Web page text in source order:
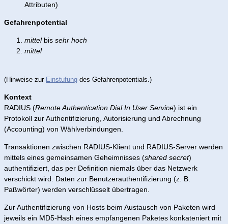
Attributen)
Gefahrenpotential
mittelbis sehr hoch
mittel
(Hinweise zur Einstufung des Gefahrenpotentials.)
Kontext
RADIUS (Remote Authentication Dial In User Service) ist ein
Protokoll zur Authentifizierung, Autorisierung und Abrechnung
(Accounting) von Wählverbindungen.
Transaktionen zwischen RADIUS-Klient und RADIUS-Server werden
mittels eines gemeinsamen Geheimnisses (shared secret)
authentifiziert, das per Definition niemals über das Netzwerk
verschickt wird. Daten zur Benutzerauthentifizierung (z. B.
Paßwörter) werden verschlüsselt übertragen.
Zur Authentifizierung von Hosts beim Austausch von Paketen wird
jeweils ein MD5-Hash eines empfangenen Paketes konkateniert mit